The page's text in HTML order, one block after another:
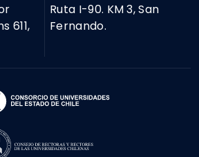
611,
Ruta I-90. KM 3, San
Fernando.